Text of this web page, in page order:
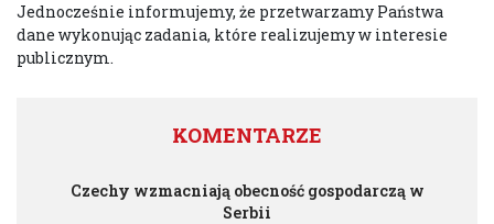
Jednocześnie informujemy, że przetwarzamy Państwa
dane wykonując zadania, które realizujemy w interesie
publicznym.
KOMENTARZE
Czechy wzmacniają obecność gospodarczą w
Serbii